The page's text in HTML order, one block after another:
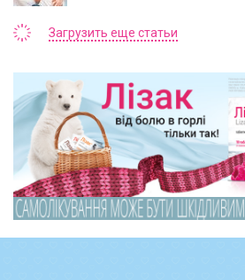
Загрузить еще статьи